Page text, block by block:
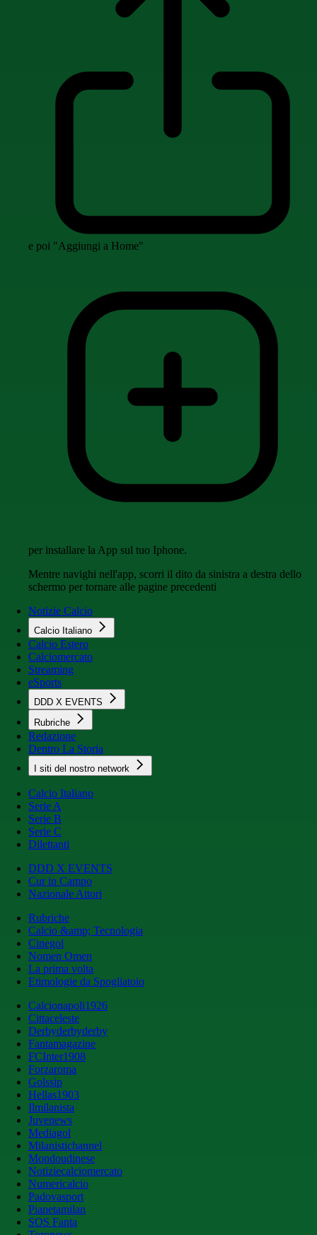
e poi "Aggiungi a Home"
per installare la App sul tuo Iphone.
Mentre navighi nell'app, scorri il dito da sinistra a destra dello
schermo per tornare alle pagine precedenti
Notizie Calcio
Calcio Italiano
Calcio Estero
Calciomercato
Streaming
eSports
DDD X EVENTS
Rubriche
Redazione
Dentro La Storia
I siti del nostro network
Calcio Italiano
Serie A
Serie B
Serie C
Dilettanti
DDD X EVENTS
Cur in Campo
Nazionale Attori
Rubriche
Calcio &amp; Tecnologia
Cinegol
Nomen Omen
La prima volta
Etimologie da Spogliatoio
Calcionapoli1926
Cittaceleste
Derbyderbyderby
Fantamagazine
FCInter1908
Forzaroma
Golssip
Hellas1903
Ilmilanista
Juvenews
Mediagol
Milanistichannel
Mondoudinese
Notiziecalciomercato
Numericalcio
Padovasport
Pianetamilan
SOS Fanta